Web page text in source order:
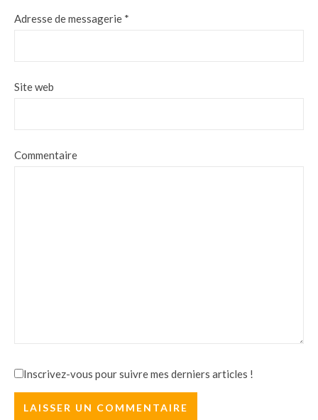
Adresse de messagerie *
Site web
Commentaire
Inscrivez-vous pour suivre mes derniers articles !